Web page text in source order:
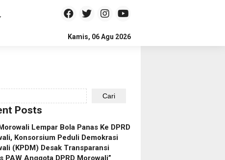
Kamis, 06 Agu 2026
Cari
Posts
Lempar Bola Panas Ke DPRD
Konsorsium Peduli Demokrasi
(KPDM) Desak Transparansi
PAW Anggota DPRD Morowali”